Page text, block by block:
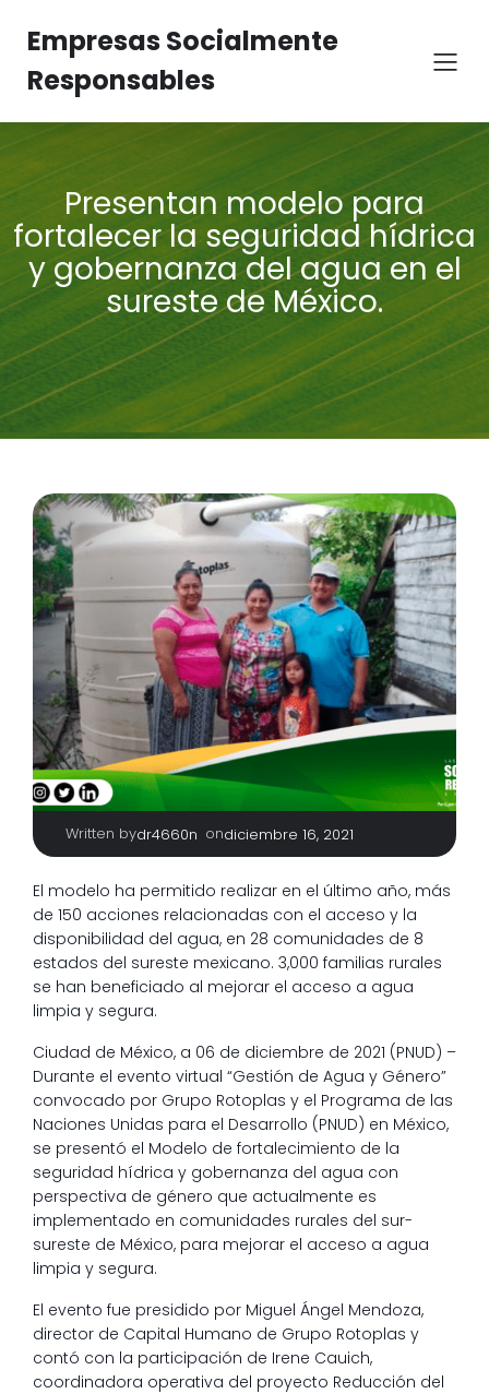
Empresas Socialmente
Responsables
Presentan modelo para
fortalecer la seguridad hídrica
y gobernanza del agua en el
sureste de México.
Written bydr4660n ondiciembre 16, 2021
El modelo ha permitido realizar en el último año, más
de 150 acciones relacionadas con el acceso y la
disponibilidad del agua, en 28 comunidades de 8
estados del sureste mexicano. 3,000 familias rurales
se han beneficiado al mejorar el acceso a agua
limpia y segura.
Ciudad de México, a 06 de diciembre de 2021 (PNUD) –
Durante el evento virtual “Gestión de Agua y Género”
convocado por Grupo Rotoplas y el Programa de las
Naciones Unidas para el Desarrollo (PNUD) en México,
se presentó el Modelo de fortalecimiento de la
seguridad hídrica y gobernanza del agua con
perspectiva de género que actualmente es
implementado en comunidades rurales del sur-
sureste de México, para mejorar el acceso a agua
limpia y segura.
El evento fue presidido por Miguel Ángel Mendoza,
director de Capital Humano de Grupo Rotoplas y
contó con la participación de Irene Cauich,
coordinadora operativa del proyecto Reducción del